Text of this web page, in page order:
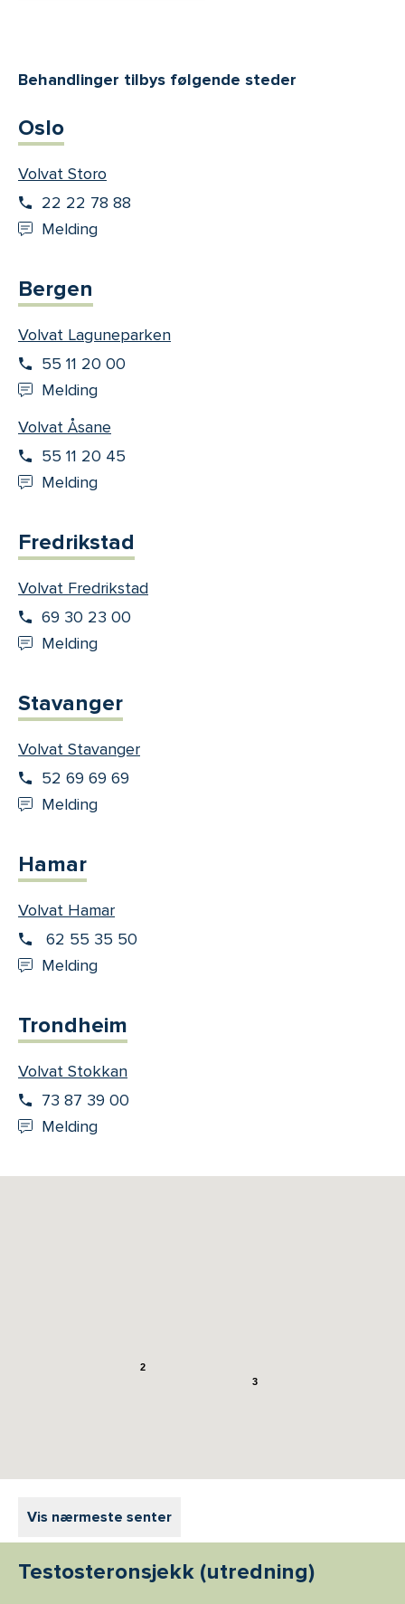
Behandlinger tilbys følgende steder
Oslo
Volvat Storo
22 22 78 88
Melding
Bergen
Volvat Laguneparken
55 11 20 00
Melding
Volvat Åsane
55 11 20 45
Melding
Fredrikstad
Volvat Fredrikstad
69 30 23 00
Melding
Stavanger
Volvat Stavanger
52 69 69 69
Melding
Hamar
Volvat Hamar
62 55 35 50
Melding
Trondheim
Volvat Stokkan
73 87 39 00
Melding
Vis nærmeste senter
3
2
Testosteronsjekk (utredning)